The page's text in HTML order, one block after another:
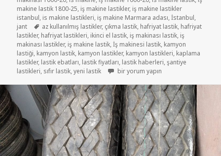
makine lastik 1800-25, iş makine lastikler, iş makine lastikler
istanbul, is makine lastikleri, iş makine Marmara adası,İstanbul,
jant
Etiketler
az kullanılmış lastikler, çıkma lastik, hafriyat lastik, hafriyat
lastikler, hafriyat lastikleri, ikinci el lastik, iş makinası lastik, iş
makinası lastikler, iş makine lastik,İş makinesi lastik, kamyon
lastiği, kamyon lastik, kamyon lastikler, kamyon lastikleri, kaplama
lastikler, lastik ebatları, lastik fiyatları, lastik haberleri,şantiye
lastikleri, sıfır lastik,yeni lastik 1000-20 DİŞLİ İŞ MAKİNASI
bir yorum yapın